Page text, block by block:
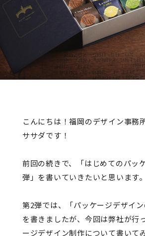
こんにちは！福岡のデザイン事務
ササダです！
前回の続きで、「はじめてのパ
弾」を書いていきたいと思います。
第2弾では、「パッケージデザイン
を書きましたが、今回は弊社が行
ージデザイン制作について書いて